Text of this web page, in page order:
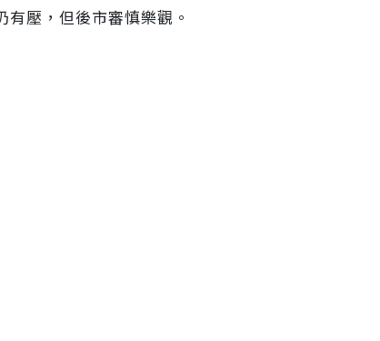
壓，但後市審慎樂觀。